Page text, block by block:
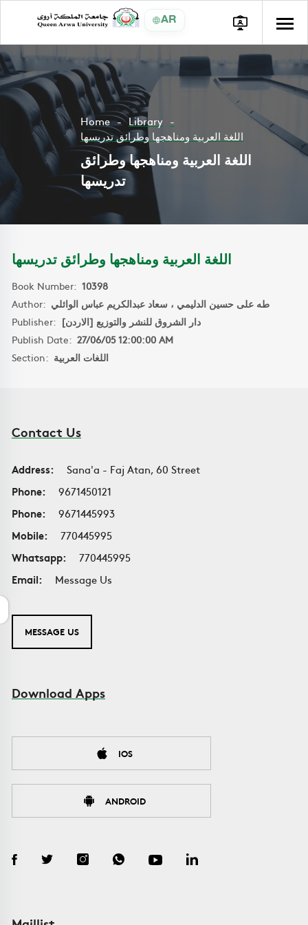
AR
Home
Library
اللغة العربية ومناهجها وطرائق تدريسها
اللغة العربية ومناهجها وطرائق
تدريسها
اللغة العربية ومناهجها وطرائق تدريسها
Book Number: 10398
Author: طه على حسين الدليمي ، سعاد عبدالكريم عباس الوائلي
Publisher: دار الشروق للنشر والتوزيع [الاردن]
Publish Date: 27/06/05 12:00:00 AM
Section: اللغات العربية
Contact Us
Address:
Sana'a - Faj Atan, 60 Street
Phone:
9671450121
Phone:
9671445993
Mobile:
770445995
Whatsapp:
770445995
Email:
Message Us
MESSAGE US
Download Apps
IOS
ANDROID